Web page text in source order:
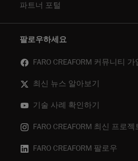
파트너 포털
팔로우하세요
FARO CREAFORM 커뮤니티 가
최신 뉴스 알아보기
기술 사례 확인하기
FARO CREAFORM 최신 프로
FARO CREAFORM 팔로우